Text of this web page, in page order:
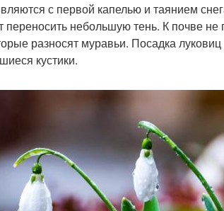
с первой капелью и таянием
переносить небольшую тень. К почве
разносят муравьи. Посадка
кустики.